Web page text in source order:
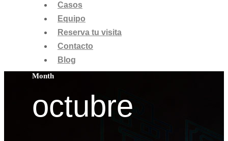
Casos
Equipo
Reserva tu visita
Contacto
Blog
Month
octubre